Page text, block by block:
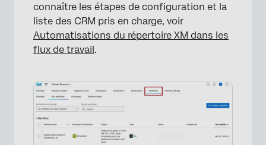
connaître les étapes de configuration et la
liste des CRM pris en charge, voir
Automatisations du répertoire XM dans les
flux de travail.